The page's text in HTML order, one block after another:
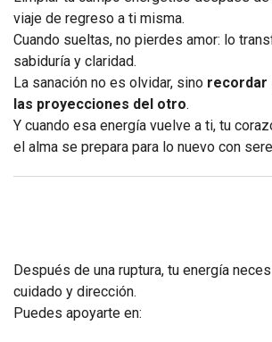
viaje de regreso a ti misma.
Cuando sueltas, no pierdes amor: lo
sabiduría y claridad.
La sanación no es olvidar, sino recordar
las proyecciones del otro.
Y cuando esa energía vuelve a ti, tu
el alma se prepara para lo nuevo con
Después de una ruptura, tu energía
cuidado y dirección.
Puedes apoyarte en: